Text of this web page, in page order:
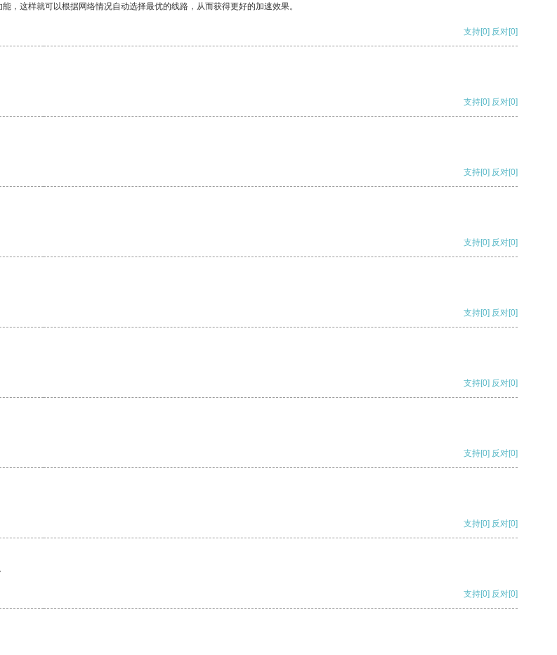
这样就可以根据网络情况自动选择最优的线路，从而获得更好的加速效果。
支持[0] 反对[0]
支持[0] 反对[0]
支持[0] 反对[0]
支持[0] 反对[0]
支持[0] 反对[0]
支持[0] 反对[0]
支持[0] 反对[0]
支持[0] 反对[0]
支持[0] 反对[0]